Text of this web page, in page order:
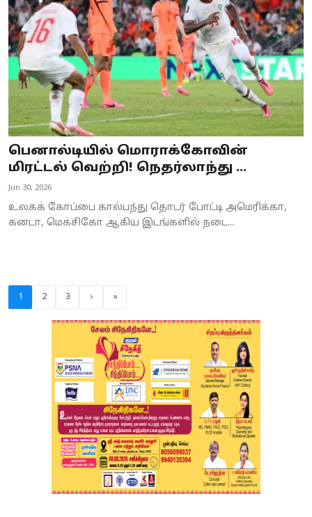
பெனால்டியில் மொராக்கோவின்
மிரட்டல் வெற்றி! நெதர்லாந்து ...
Jun 30, 2026
உலகக் கோப்பை கால்பந்து தொடர் போட்டி அமெரிக்கா,
கனடா, மெக்சிகோ ஆகிய இடங்களில் நடை...
1 2 3 › »